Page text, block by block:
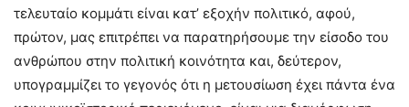
τελευταίο κομμάτι είναι κατ’ εξοχήν πολιτικό, αφού,
πρώτον, μας επιτρέπει να παρατηρήσουμε την είσοδο του
ανθρώπου στην πολιτική κοινότητα και, δεύτερον,
υπογραμμίζει το γεγονός ότι η μετουσίωση έχει πάντα ένα